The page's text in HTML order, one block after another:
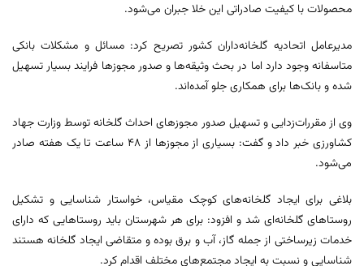
محصولات با کیفیت صادراتی این خلا جبران می‌شود.
مدیرعامل اتحادیه گلخانه‌داران کشور تصریح کرد: مسائل و مشکلات بانکی
متاسفانه وجود دارد اما در بحث وثیقه‌ها و صدور مجوزها فرایند بسیار تسهیل
شده و بانک‌ها برای همکاری جلو آمده‌اند.
وی از مقررات‌زدایی و تسهیل صدور مجوزهای احداث گلخانه توسط وزارت جهاد
کشاورزی خبر داد و گفت: بسیاری از مجوزها از ۴۸ ساعت تا یک هفته صادر
می‌شود.
بلاغی برای ایجاد گلخانه‌های کوچک مقیاس، خواستار شناسایی و تشکیل
روستاهای گلخانه‌ای شد و افزود: برای هر شهرستان باید روستاهایی که دارای
خدمات زیرساختی از جمله گاز، آب و برق بوده و متقاضی ایجاد گلخانه هستند
شناسایی و نسبت به ایجاد مجتمع‌های مختلف اقدام کرد.